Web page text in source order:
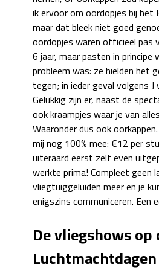
ik ervoor om oordopjes bij het
maar dat bleek niet goed
oordopjes waren officieel pas
6 jaar, maar pasten in principe
probleem was: ze hielden het
tegen; in ieder geval volgens
Gelukkig zijn er, naast de
ook kraampjes waar je van
Waaronder dus ook
mij nog 100% mee: €12 per
uiteraard eerst zelf even
werkte prima! Compleet geen
vliegtuiggeluiden meer en je
enigszins communiceren. Een
De vliegshows op
Luchtmachtdagen